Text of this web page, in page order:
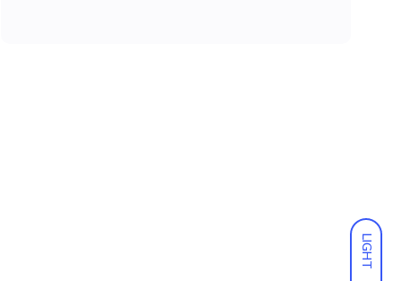
LIGHT